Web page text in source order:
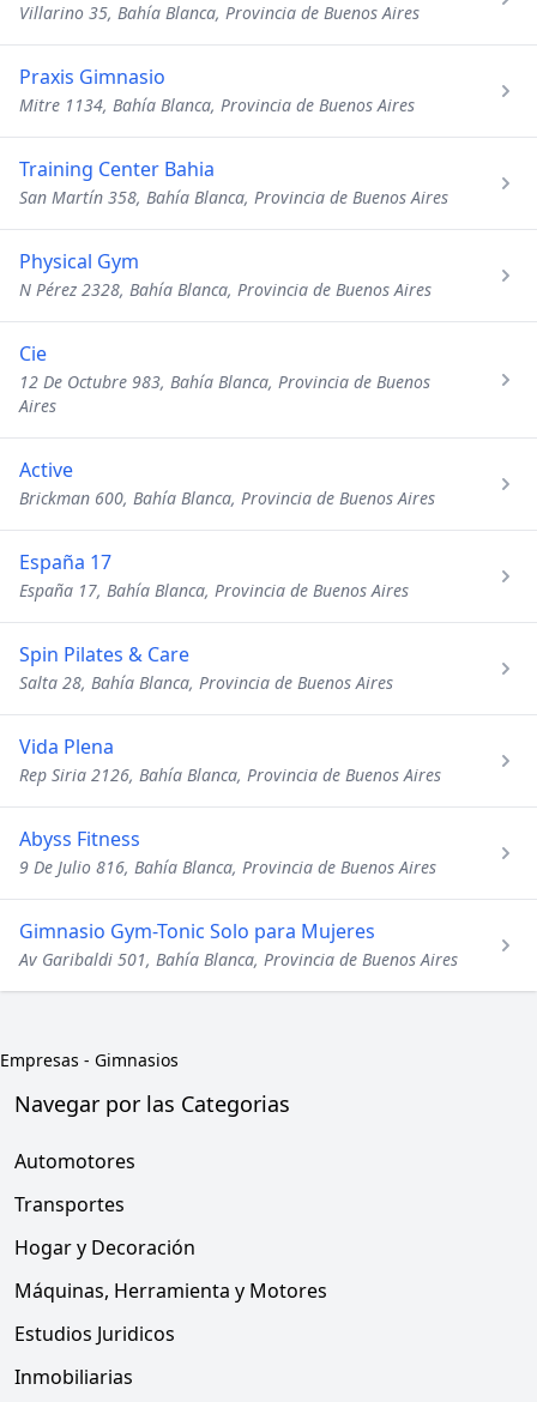
Villarino 35, Bahía Blanca, Provincia de Buenos Aires
Praxis Gimnasio
Mitre 1134, Bahía Blanca, Provincia de Buenos Aires
Training Center Bahia
San Martín 358, Bahía Blanca, Provincia de Buenos Aires
Physical Gym
N Pérez 2328, Bahía Blanca, Provincia de Buenos Aires
Cie
12 De Octubre 983, Bahía Blanca, Provincia de Buenos
Aires
Active
Brickman 600, Bahía Blanca, Provincia de Buenos Aires
España 17
España 17, Bahía Blanca, Provincia de Buenos Aires
Spin Pilates & Care
Salta 28, Bahía Blanca, Provincia de Buenos Aires
Vida Plena
Rep Siria 2126, Bahía Blanca, Provincia de Buenos Aires
Abyss Fitness
9 De Julio 816, Bahía Blanca, Provincia de Buenos Aires
Gimnasio Gym-Tonic Solo para Mujeres
Av Garibaldi 501, Bahía Blanca, Provincia de Buenos Aires
Empresas - Gimnasios
Navegar por las Categorias
Automotores
Transportes
Hogar y Decoración
Máquinas, Herramienta y Motores
Estudios Juridicos
Inmobiliarias